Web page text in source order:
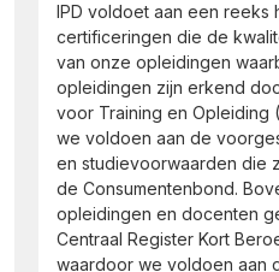
IPD voldoet aan een reeks
certificeringen die de
van onze opleidingen
opleidingen zijn erkend
voor Training en Opleiding
we voldoen aan de
en studievoorwaarden die
de Consumentenbond.
opleidingen en docenten
Centraal Register Kort
waardoor we voldoen aan